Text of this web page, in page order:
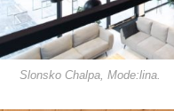
Slonsko Chalpa, Mode:lina.